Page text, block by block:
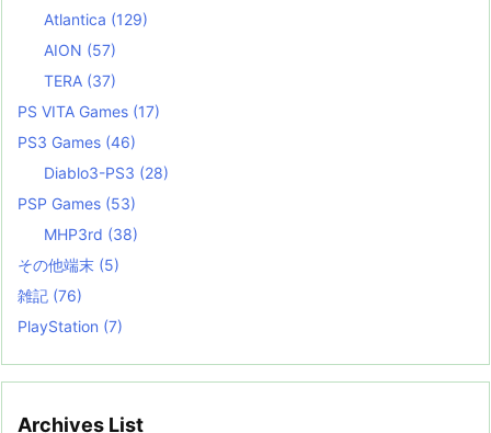
Atlantica (129)
AION (57)
TERA (37)
PS VITA Games (17)
PS3 Games (46)
Diablo3-PS3 (28)
PSP Games (53)
MHP3rd (38)
その他端末 (5)
雑記 (76)
PlayStation (7)
Archives List